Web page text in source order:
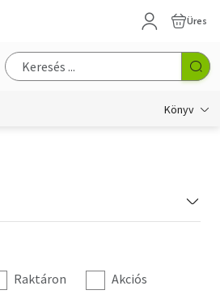
Üres
Könyv
Raktáron Akciós